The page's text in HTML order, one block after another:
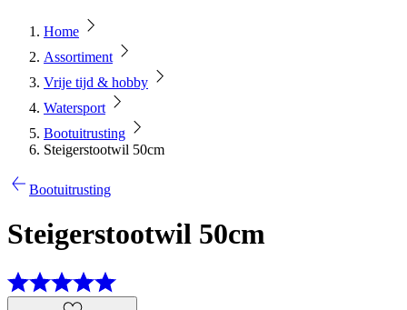
Home
Assortiment
Vrije tijd & hobby
Watersport
Bootuitrusting
Steigerstootwil 50cm
Bootuitrusting
Steigerstootwil 50cm